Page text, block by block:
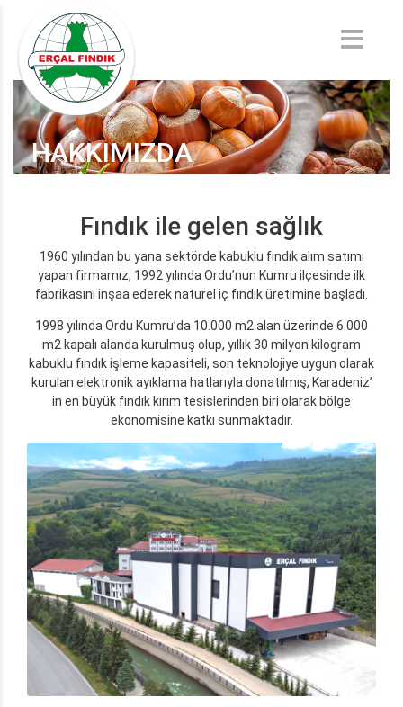
HAKKIMIZDA
Fındık ile gelen sağlık
1960 yılından bu yana sektörde kabuklu fındık alım satımı
yapan firmamız, 1992 yılında Ordu’nun Kumru ilçesinde ilk
fabrikasını inşaa ederek naturel iç fındık üretimine başladı.
1998 yılında Ordu Kumru’da 10.000 m2 alan üzerinde 6.000
m2 kapalı alanda kurulmuş olup, yıllık 30 milyon kilogram
kabuklu fındık işleme kapasiteli, son teknolojiye uygun olarak
kurulan elektronik ayıklama hatlarıyla donatılmış, Karadeniz’
in en büyük fındık kırım tesislerinden biri olarak bölge
ekonomisine katkı sunmaktadır.